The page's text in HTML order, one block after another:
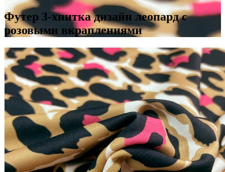
Футер 3-хнитка дизайн леопард с
розовыми вкраплениями